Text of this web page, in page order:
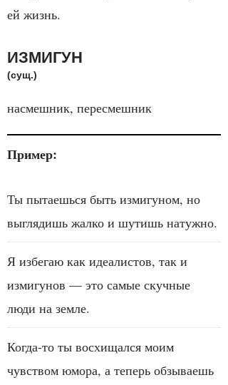
ей жизнь.
ИЗМИГУН
(сущ.)
насмешник, пересмешник
Пример:
Ты пытаешься быть измигуном, но
выглядишь жалко и шутишь натужно.
Я избегаю как идеалистов, так и
измигунов — это самые скучные
люди на земле.
Когда-то ты восхищался моим
чувством юмора, а теперь обзываешь